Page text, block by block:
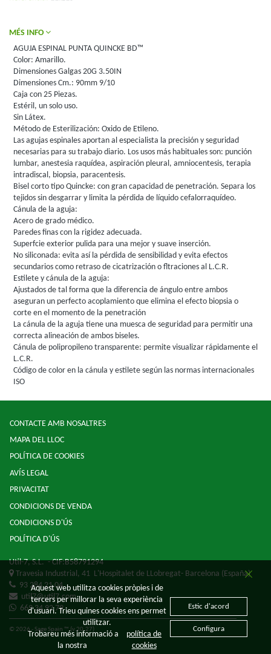
MÉS INFO
AGUJA ESPINAL PUNTA QUINCKE BD™
Color: Amarillo.
Dimensiones Galgas 20G 3.50IN
Dimensiones Cm.: 90mm 9/10
Caja con 25 Piezas.
Estéril, un solo uso.
Sin Látex.
Método de Esterilización: Oxido de Etileno.
Las agujas espinales aportan al especialista la precisión y seguridad
necesarias para su trabajo diario. Los usos más habituales son: punción
lumbar, anestesia raquídea, aspiración pleural, amniocentesis, terapia
intradiscal, biopsia, paracentesis.
Bisel corto tipo Quincke: con gran capacidad de penetración. Separa los
tejidos sin desgarrar y limita la pérdida de líquido cefalorraquídeo.
Cánula de la aguja:
Acero de grado médico.
Paredes finas con la rigidez adecuada.
Superfcie exterior pulida para una mejor y suave inserción.
No siliconada: evita así la pérdida de sensibilidad y evita efectos
secundarios como retraso de cicatrización o fltraciones al L.C.R.
Estilete y cánula de la aguja:
Ajustados de tal forma que la diferencia de ángulo entre ambos
aseguran un perfecto acoplamiento que elimina el efecto biopsia o
corte en el momento de la penetración
La cánula de la aguja tiene una muesca de seguridad para permitir una
correcta alineación de ambos biseles.
Cánula de polipropileno transparente: permite visualizar rápidamente el
L.C.R.
Código de color en la cánula y estilete según las normas internacionales
ISO
CONTACTE AMB NOSALTRES
MAPA DEL LLOC
POLÍTICA DE COOKIES
AVÍS LEGAL
PRIVACITAT
CONDICIONS DE VENDA
CONDICIONS D'ÚS
POLÍTICA D'ÚS
Util-7, S.L.- CIF:B58791294
Travesia Industrial, 41 L'Hospitalet de LLobregat- Barcelona (España)
93 284 21 04
util7@util7.com
669 34 92 79
© 2026 - Sage Spain ™ (v.20.27)
Aquest web utilitza cookies pròpies i de
tercers per millorar la seva experiència
d'usuari. Trieu quines cookies ens permet
utilitzar.
Trobareu més informació a
la nostra
política de
cookies
Estic d'acord
Configura